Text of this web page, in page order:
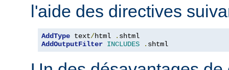
l'aide des directives
AddType text/html .
AddOutputFilter INCLUDES . shtml